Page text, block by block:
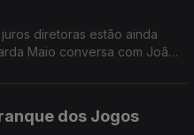
diretoras estão ainda
Maio conversa com João
dos Jogos